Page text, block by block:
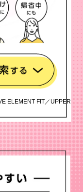
ELEMENT FIT／UPPER